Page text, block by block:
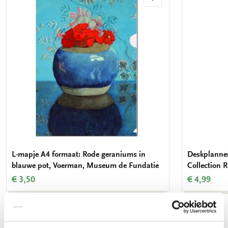
L-mapje A4 formaat: Rode geraniums in
blauwe pot, Voerman, Museum de Fundatie
€ 3,50
Collection
€ 4,99
Bekijk alles van Bloemen